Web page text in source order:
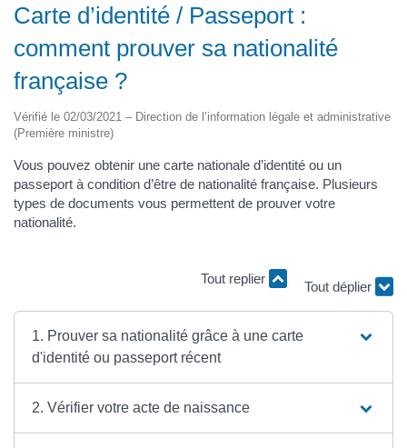
Carte d’identité / Passeport :
comment prouver sa nationalité
française ?
Vérifié le 02/03/2021 – Direction de l’information légale et administrative
(Première ministre)
Vous pouvez obtenir une carte nationale d’identité ou un
passeport à condition d’être de nationalité française. Plusieurs
types de documents vous permettent de prouver votre
nationalité.
Tout replier
Tout déplier
1. Prouver sa nationalité grâce à une carte
d'identité ou passeport récent
2. Vérifier votre acte de naissance